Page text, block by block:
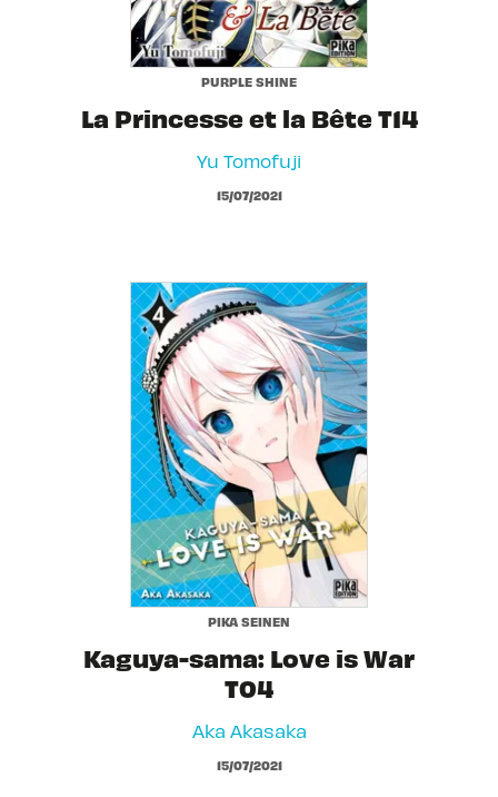
PURPLE SHINE
La Princesse et la Bête T14
Yu Tomofuji
15/07/2021
PIKA SEINEN
Kaguya-sama: Love is War
T04
Aka Akasaka
15/07/2021